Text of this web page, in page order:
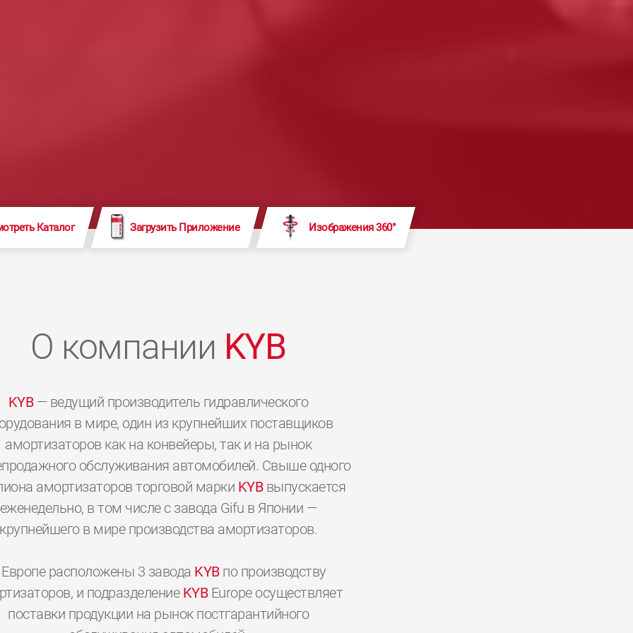
Каталог Загрузить Приложение Изображения 360°
О компании KYB
KYB— ведущий производитель гидравлического
в мире, один из крупнейших поставщиков
амортизаторов как на конвейеры, так и на рынок
обслуживания автомобилей. Свыше одного
амортизаторов торговой марки KYBвыпускается
еженедельно, в том числе с завода Gifu в Японии —
крупнейшего в мире производства амортизаторов.
расположены 3 завода KYBпо производству
и подразделение KYBEurope осуществляет
поставки продукции на рынок постгарантийного
000 000